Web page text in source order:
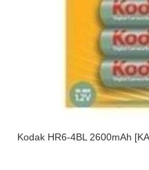
Kodak HR6-4BL 2600mAh